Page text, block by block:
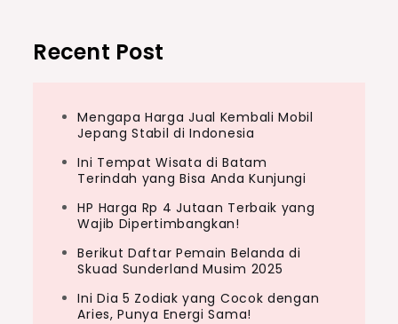
Recent Post
Mengapa Harga Jual Kembali Mobil
Jepang Stabil di Indonesia
Ini Tempat Wisata di Batam
Terindah yang Bisa Anda Kunjungi
HP Harga Rp 4 Jutaan Terbaik yang
Wajib Dipertimbangkan!
Berikut Daftar Pemain Belanda di
Skuad Sunderland Musim 2025
Ini Dia 5 Zodiak yang Cocok dengan
Aries, Punya Energi Sama!